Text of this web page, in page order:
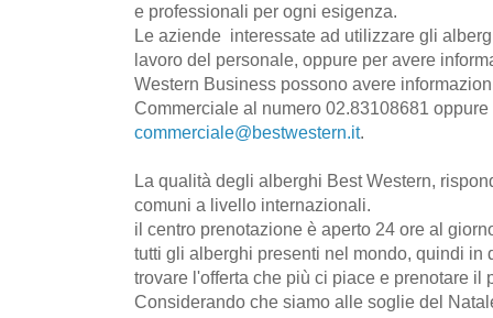
e professionali per ogni esigenza.
Le aziende interessate ad utilizzare gli
lavoro del personale, oppure per avere
Western Business possono avere
Commerciale al numero 02.83108681
commerciale@bestwestern.it.
La qualità degli alberghi Best Western,
comuni a livello internazionali.
il centro prenotazione è aperto 24 ore al
tutti gli alberghi presenti nel mondo, quindi in
trovare l'offerta che più ci piace e prenotare il
Considerando che siamo alle soglie del